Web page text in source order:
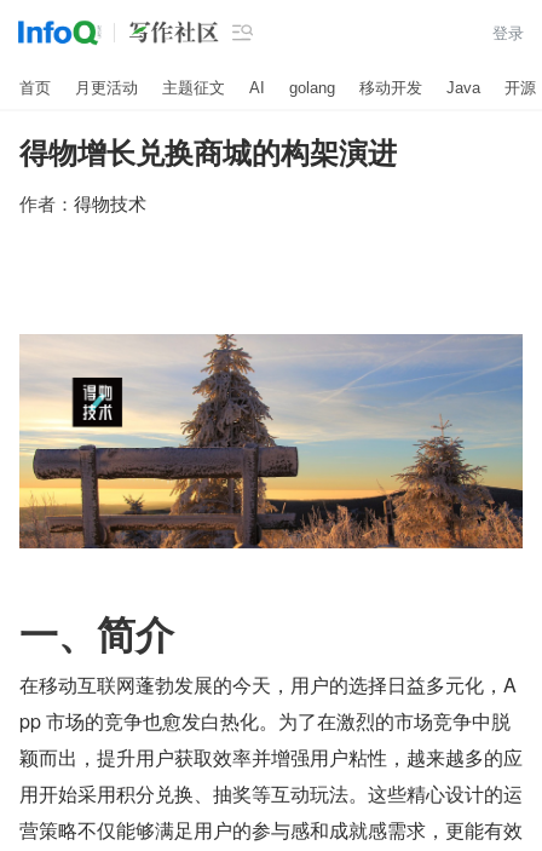
 登录
首页 月更活动 主题征文 AI golang 移动开发 Java 开源
得物增长兑换商城的构架演进
作者： 得物技术
一、简介
在移动互联网蓬勃发展的今天，用户的选择日益多元化，A
pp 市场的竞争也愈发白热化。为了在激烈的市场竞争中脱
颖而出，提升用户获取效率并增强用户粘性，越来越多的应
用开始采用积分兑换、抽奖等互动玩法。这些精心设计的运
营策略不仅能够满足用户的参与感和成就感需求，更能有效